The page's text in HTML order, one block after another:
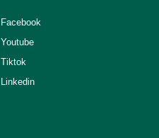
Facebook
Youtube
Tiktok
Linkedin